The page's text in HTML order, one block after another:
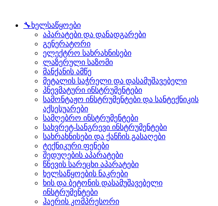
🔧ხელსაწყოები
აპარატები და დანადგარები
გენერატორი
ელექტრო სახრახნისები
ლაზერული საზომი
მანქანის ამწე
მეტალის საჭრელი და დასამუშავებელი
პნევმატური ინსტრუმენტები
სამონტაჟო ინსტრუმენტები და სანტექნიკის
აქსესუარები
სამღებრო ინსტრუმენტები
სახვრეტ-სანგრევი ინსტრუმენტები
სახრახნისები და ქანჩის გასაღები
ტექნიკური ფენები
შედუღების აპარატები
წნევის სარეცხი აპარატები
ხელსაწყოების ნაკრები
ხის და ბეტონის დასამუშავებელი
ინსტრუმენტები
ჰაერის კომპრესორი